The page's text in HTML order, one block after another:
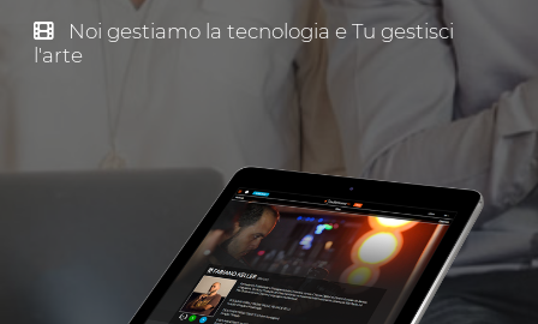
Noi gestiamo la tecnologia e Tu gestisci
l'arte